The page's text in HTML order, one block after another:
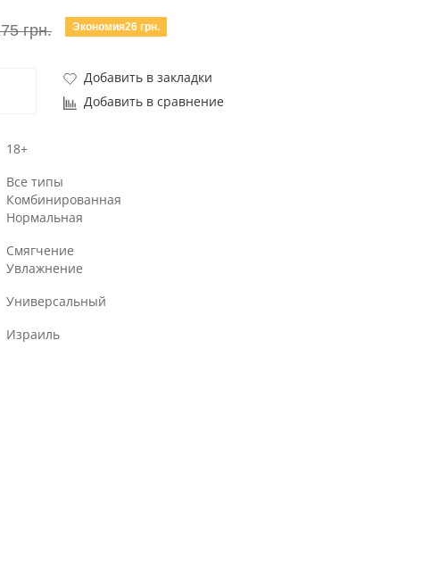
грн. Экономия26 грн.
Добавить в закладки
Добавить в сравнение
18+
Все типы
Комбинированная
Нормальная
Смягчение
Увлажнение
Универсальный
Израиль